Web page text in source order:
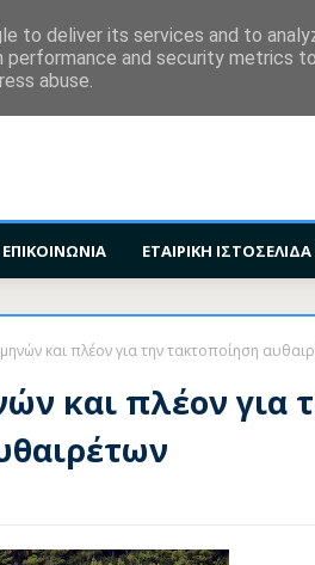
ΕΠΙΚΟΙΝΩΝΙΑ ΕΤΑΙΡΙΚΗ ΙΣΤΟΣΕΛΙΔΑ
και πλέον για την τακτοποίηση
και πλέον για
to deliver its services and to
performance and security metrics
abuse.